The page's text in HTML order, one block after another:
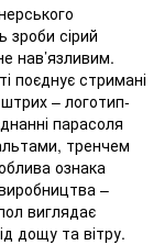
зроби сірий
нав’язливим.
поєднує стримані
штрих – логотип-
парасоля
тренчем
ознака
виробництва –
виглядає
дощу та вітру.